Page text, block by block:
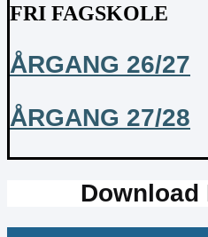
FRI FAGSKOLE
ÅRGANG 26/27
ÅRGANG 27/28
Download